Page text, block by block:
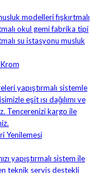
Krom
Yenilemesi